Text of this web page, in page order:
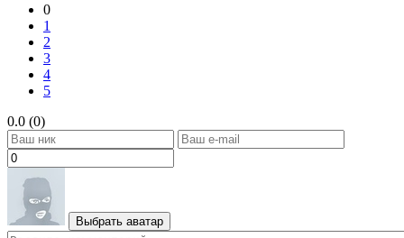
0
1
2
3
4
5
0.0 (0)
Выбрать аватар